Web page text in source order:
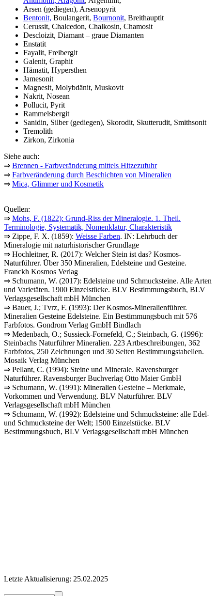
Arsen (gediegen), Arsenopyrit
Bentonit, Boulangerit, Bournonit, Breithauptit
Cerussit, Chalcedon, Chalkosin, Chamosit
Descloizit, Diamant – graue Diamanten
Enstatit
Fayalit, Freibergit
Galenit, Graphit
Hämatit, Hypersthen
Jamesonit
Magnesit, Molybdänit, Muskovit
Nakrit, Nosean
Pollucit, Pyrit
Rammelsbergit
Sanidin, Silber (gediegen), Skorodit, Skutterudit, Smithsonit
Tremolith
Zirkon, Zirkonia
Siehe auch:
⇒ Brennen - Farbveränderung mittels Hitzezufuhr
⇒ Farbveränderung durch Beschichten von Mineralien
⇒ Mica, Glimmer und Kosmetik
Quellen:
⇒ Mohs, F. (1822): Grund-Riss der Mineralogie. 1. Theil.
Terminologie, Systematik, Nomenklatur, Charakteristik
⇒ Zippe, F. X. (1859): Weisse Farben. IN: Lehrbuch der
Mineralogie mit naturhistorischer Grundlage
⇒ Hochleitner, R. (2017): Welcher Stein ist das? Kosmos-
Naturführer. Über 350 Mineralien, Edelsteine und Gesteine.
Franckh Kosmos Verlag
⇒ Schumann, W. (2017): Edelsteine und Schmucksteine. Alle Arten
und Varietäten. 1900 Einzelstücke. BLV Bestimmungsbuch, BLV
Verlagsgesellschaft mbH München
⇒ Bauer, J.; Tvrz, F. (1993): Der Kosmos-Mineralienführer.
Mineralien Gesteine Edelsteine. Ein Bestimmungsbuch mit 576
Farbfotos. Gondrom Verlag GmbH Bindlach
⇒ Medenbach, O.; Sussieck-Fornefeld, C.; Steinbach, G. (1996):
Steinbachs Naturführer Mineralien. 223 Artbeschreibungen, 362
Farbfotos, 250 Zeichnungen und 30 Seiten Bestimmungstabellen.
Mosaik Verlag München
⇒ Pellant, C. (1994): Steine und Minerale. Ravensburger
Naturführer. Ravensburger Buchverlag Otto Maier GmbH
⇒ Schumann, W. (1991): Mineralien Gesteine – Merkmale,
Vorkommen und Verwendung. BLV Naturführer. BLV
Verlagsgesellschaft mbH München
⇒ Schumann, W. (1992): Edelsteine und Schmucksteine: alle Edel-
und Schmucksteine der Welt; 1500 Einzelstücke. BLV
Bestimmungsbuch, BLV Verlagsgesellschaft mbH München
Letzte Aktualisierung: 25.02.2025